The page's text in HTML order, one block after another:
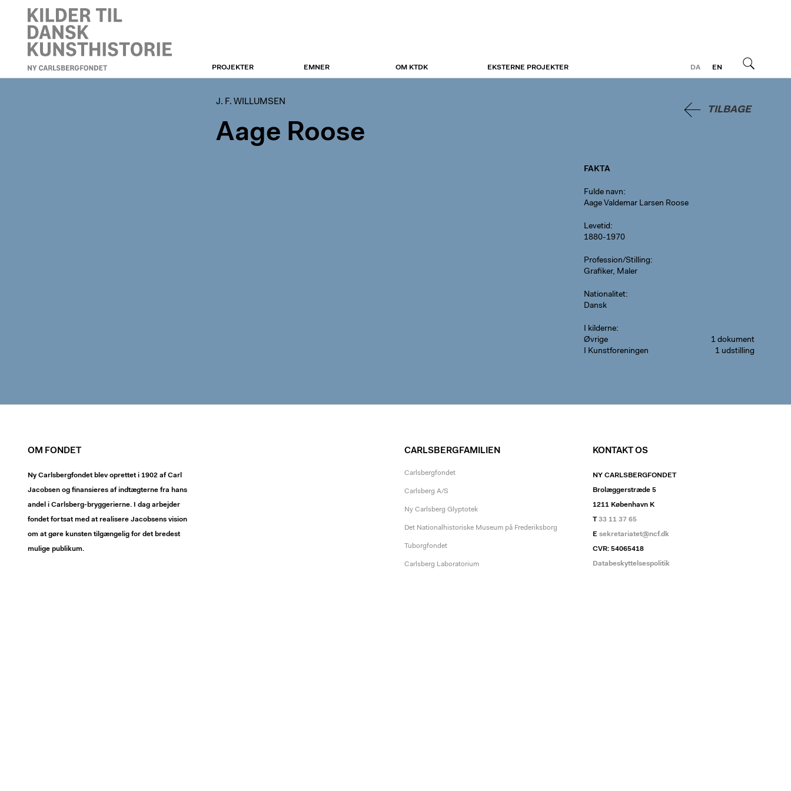
J. F. WILLUMSEN
DA
EN
PROJEKTER EMNER OM KTDK EKSTERNE PROJEKTER
TILBAGE
J. F. WILLUMSEN
Aage Roose
FAKTA
Fulde navn
Aage Valdemar Larsen Roose
Levetid
1880-1970
Profession/Stilling
Grafiker, Maler
Nationalitet
Dansk
I kilderne
Øvrige
1 dokument
I Kunstforeningen
1 udstilling
OM FONDET
Ny Carlsbergfondet blev oprettet i 1902 af Carl
Jacobsen og finansieres af indtægterne fra hans
andel i Carlsberg-bryggerierne. I dag arbejder
fondet fortsat med at realisere Jacobsens vision
om at gøre kunsten tilgængelig for det bredest
mulige publikum.
CARLSBERGFAMILIEN
Carlsbergfondet
Carlsberg A/S
Ny Carlsberg Glyptotek
Det Nationalhistoriske Museum på Frederiksborg
Tuborgfondet
Carlsberg Laboratorium
KONTAKT OS
NY CARLSBERGFONDET
Brolæggerstræde 5
1211 København K
T33 11 37 65
E sekretariatet@ncf.dk
CVR: 54065418
Databeskyttelsespolitik